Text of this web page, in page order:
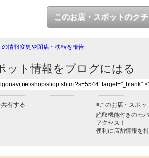
このお店・スポットのク
の情報変更や閉店・移転を報告
ット情報をブログにはる
共有する ■ このお店・スポ
読取機能付きのモ
アクセス！
便利に店舗情報を